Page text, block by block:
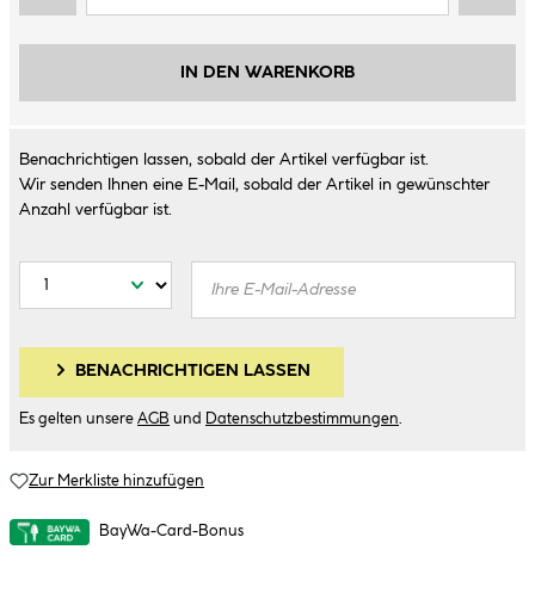
IN DEN WARENKORB
Benachrichtigen lassen, sobald der Artikel verfügbar ist.
Wir senden Ihnen eine E-Mail, sobald der Artikel in gewünschter
Anzahl verfügbar ist.
BENACHRICHTIGEN LASSEN
Es gelten unsere AGB und Datenschutzbestimmungen
Zur Merkliste hinzufügen
BayWa-Card-Bonus